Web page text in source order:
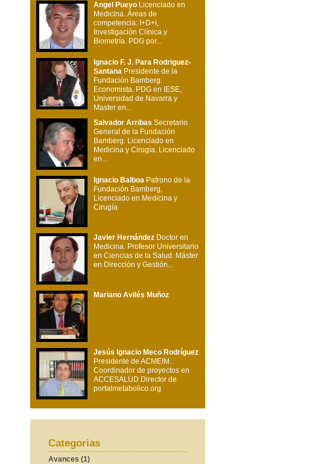
Angel Pueyo Licenciado en
Medicina. Áreas de
competencia: I+D+i,
Investigación Clínica y
Biometría. PDG por...
Ignacio F. J. Para Rodriguez-
Santana Presidente de la
Fundación Bamberg.
Economista. PDG en IESE,
Universidad de Navarra y
Master en...
Salvador Arribas Secretario
General de la Fundación
Bamberg. Licenciado en
Medicina y Cirugía. Licenciado
en...
Ignacio Balboa Patrono de la
Fundación Bamberg,
Licenciado en Medicina y
Cirugía
Javier Hernández Doctor en
Medicina. Profesor Universitario
en Ciencias de la Salud. Máster
en Dirección y Gestión...
Mariano Avilés Muñoz
Jesús Ignacio Meco Rodríguez
Presidente de ACMEIM.
Coordinador de proyectos en
ACCESALUD Director de
portalmetabolico.org
Categorias
Avances (1)